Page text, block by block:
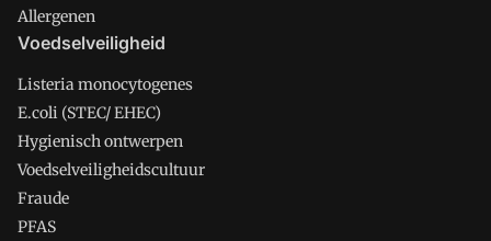
Allergenen
Voedselveiligheid
Listeria monocytogenes
E.coli (STEC/ EHEC)
Hygienisch ontwerpen
Voedselveiligheidscultuur
Fraude
PFAS